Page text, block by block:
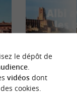
Familiale
le dépôt de
.
vidéosdont
cookies.